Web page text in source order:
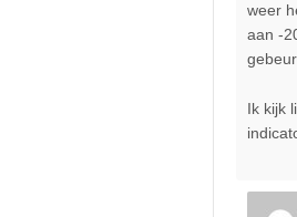
weer
aan -
Ik kijk